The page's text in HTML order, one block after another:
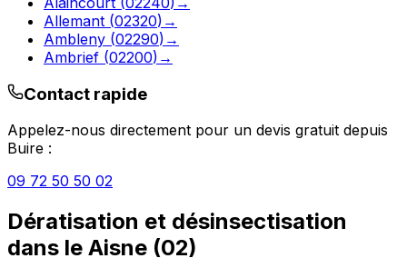
Allemant (02320) →
Ambleny (02290) →
Ambrief (02200) →
Contact rapide
Appelez-nous directement pour un devis gratuit depuis
Buire :
09 72 50 50 02
Dératisation et désinsectisation
dans le Aisne (02)